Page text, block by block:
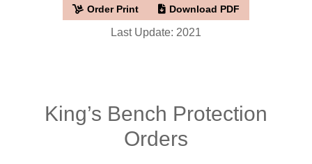
Order Print Download PDF
Last Update: 2021
King’s Bench Protection
Orders